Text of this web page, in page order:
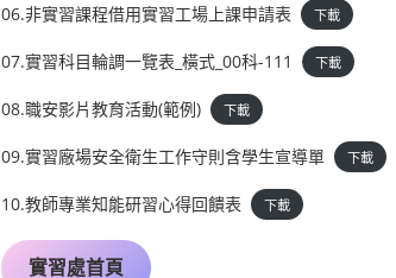
06.非實習課程借用實習工場上課申請表 下載
07.實習科目輪調一覽表_橫式_00科-111 下載
08.職安影片教育活動(範例) 下載
09.實習廠場安全衛生工作守則含學生宣導單 下載
10.教師專業知能研習心得回饋表 下載
實習處首頁